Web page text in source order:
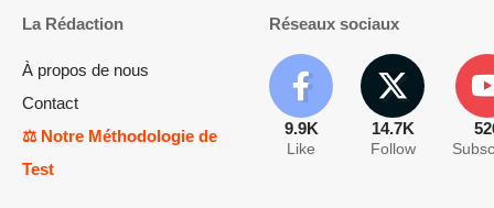
La Rédaction
À propos de nous
Contact
⚖️ Notre Méthodologie de
Test
Réseaux sociaux
9.9K
Like
14.7K
Follow